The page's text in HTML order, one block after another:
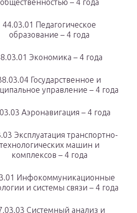
общественностью – 4 года
44.03.01 Педагогическое
образование – 4 года
Экономика – 4 года
Государственное и
управление – 4 года
Аэронавигация – 4 года
Эксплуатация транспортно-
технологических машин и
комплексов – 4 года
Инфокоммуникационные
и системы связи – 4 года
Системный анализ и